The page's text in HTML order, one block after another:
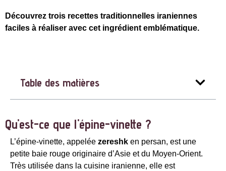
Découvrez trois recettes traditionnelles iraniennes
faciles à réaliser avec cet ingrédient emblématique.
Table des matières
Qu'est-ce que l'épine-vinette ?
L’épine-vinette, appelée zereshk en persan, est une
petite baie rouge originaire d’Asie et du Moyen-Orient.
Très utilisée dans la cuisine iranienne, elle est